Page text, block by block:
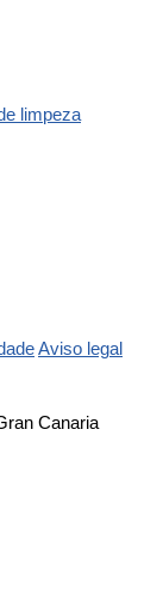
limpeza
Aviso legal
Canaria